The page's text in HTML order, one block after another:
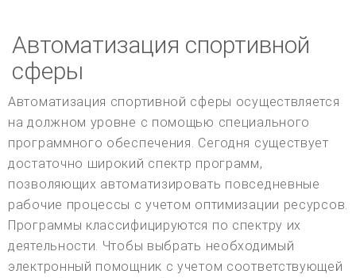
Автоматизация спортивной
сферы
Автоматизация спортивной сферы осуществляется
на должном уровне с помощью специального
программного обеспечения. Сегодня существует
достаточно широкий спектр программ,
позволяющих автоматизировать повседневные
рабочие процессы с учетом оптимизации ресурсов.
Программы классифицируются по спектру их
деятельности. Чтобы выбрать необходимый
электронный помощник с учетом соответствующей